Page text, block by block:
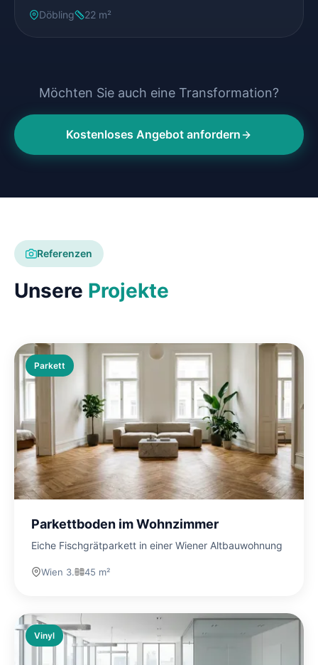
Döbling 22 m²
Möchten Sie auch eine Transformation?
Kostenloses Angebot anfordern
Referenzen
Unsere Projekte
Parkett
Parkettboden im Wohnzimmer
Eiche Fischgrätparkett in einer Wiener Altbauwohnung
Wien 3. 45 m²
Vinyl